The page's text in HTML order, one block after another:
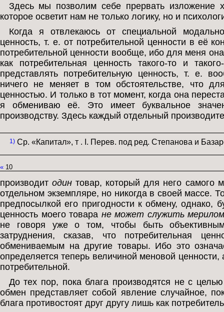
Здесь мы позволим себе прервать изложение
которое осветит нам не только логику, но и
Когда я отвлекаюсь от специальной
ценность, т. е. от потребительной ценности в её
потребительной ценности вообще, ибо для меня
как потребительная ценность такого-то и
представлять потребительную ценность, т. е.
ничего не меняет в том обстоятельстве, что
ценностью. И только в тот момент, когда она
я обмениваю её. Это имеет буквальное
производству. Здесь каждый отдельный
1)Ср. «Капитал», т . I. Перев. под ред. Степанова и
« 10
производитодин товар, который для него самого
отдельном экземпляре, но никогда в своей массе.
предпосылкой его пригодности к обмену, однако,
ценность моего товара не может служить мерилом
не говоря уже о том, чтобы быть
затруднения, сказав, что потребительная
обмениваемым на другие товары. Ибо это
определяется теперь величиной меновой
потребительной.
До тех пор, пока блага производятся не с
обмен представляет собой явление случайное,
блага противостоят друг другу лишь как